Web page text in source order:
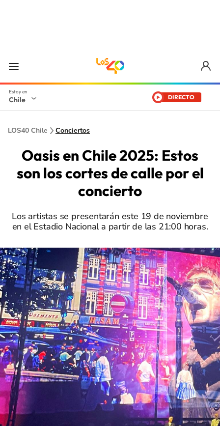
Chile DIRECTO
LOS40 Chile Conciertos
Oasis en Chile 2025: Estos
son los cortes de calle por el
concierto
Los artistas se presentarán este 19 de noviembre
en el Estadio Nacional a partir de las 21:00 horas.